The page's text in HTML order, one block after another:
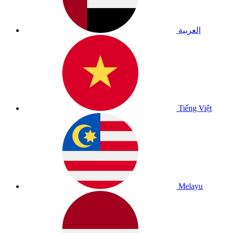
العربية
Tiếng Việt
Melayu